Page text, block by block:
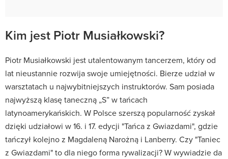
Kim jest Piotr Musiałkowski?
Piotr Musiałkowski jest utalentowanym tancerzem, który od
lat nieustannie rozwija swoje umiejętności. Bierze udział w
warsztatach u najwybitniejszych instruktorów. Sam posiada
najwyższą klasę taneczną „S” w tańcach
latynoamerykańskich. W Polsce szerszą popularność zyskał
dzięki udziałowi w 16. i 17. edycji "Tańca z Gwiazdami", gdzie
tańczył kolejno z Magdaleną Narożną i Lanberry. Czy "Taniec
z Gwiazdami" to dla niego forma rywalizacji? W wywiadzie da